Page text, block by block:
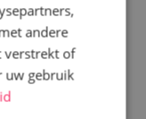
andere
verstrekt of
uw gebruik